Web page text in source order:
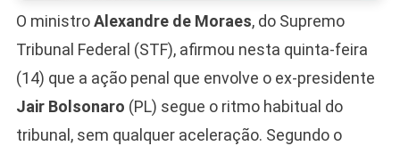
O ministroAlexandre de Moraes, do Supremo
Tribunal Federal (STF), afirmou nesta quinta-feira
(14) que a ação penal que envolve o ex-presidente
Jair Bolsonaro (PL) segue o ritmo habitual do
tribunal, sem qualquer aceleração. Segundo o